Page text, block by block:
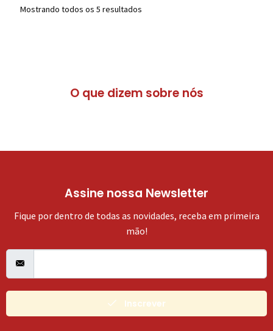
Mostrando todos os 5 resultados
O que dizem sobre nós
Assine nossa Newsletter
Fique por dentro de todas as novidades, receba em primeira
mão!
Inscrever